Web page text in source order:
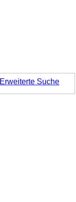
Erweiterte Suche